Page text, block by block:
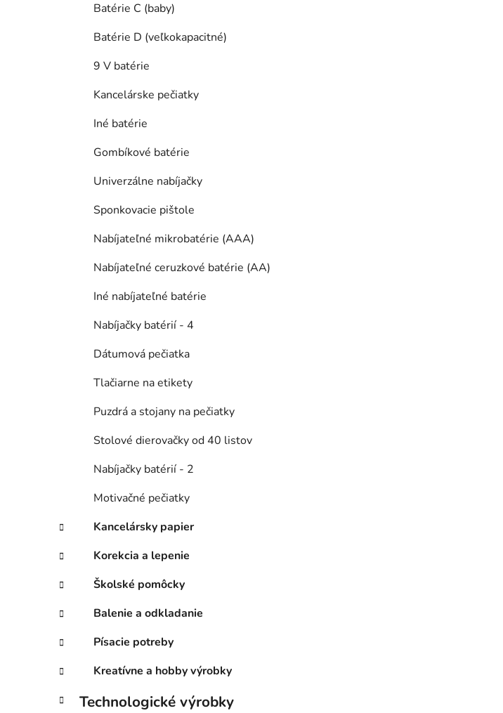
Batérie C (baby)
Batérie D (veľkokapacitné)
9 V batérie
Kancelárske pečiatky
Iné batérie
Gombíkové batérie
Univerzálne nabíjačky
Sponkovacie pištole
Nabíjateľné mikrobatérie (AAA)
Nabíjateľné ceruzkové batérie (AA)
Iné nabíjateľné batérie
Nabíjačky batérií - 4
Dátumová pečiatka
Tlačiarne na etikety
Puzdrá a stojany na pečiatky
Stolové dierovačky od 40 listov
Nabíjačky batérií - 2
Motivačné pečiatky
Kancelársky papier
Korekcia a lepenie
Školské pomôcky
Balenie a odkladanie
Písacie potreby
Kreatívne a hobby výrobky
Technologické výrobky